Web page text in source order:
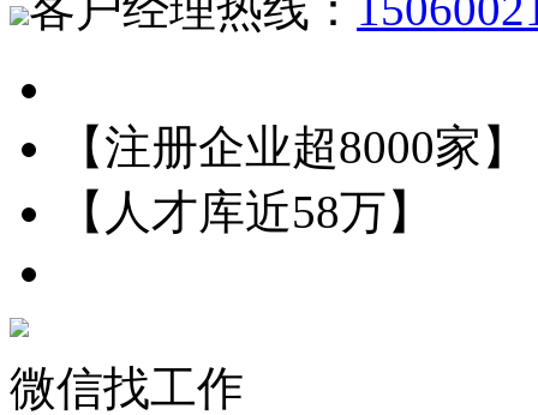
【注册企业超8000家】
【人才库近58万】
微信找工作